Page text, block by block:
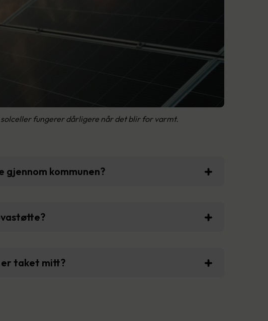
fungerer dårligere når det blir for varmt.
gjennom kommunen?
taket mitt?